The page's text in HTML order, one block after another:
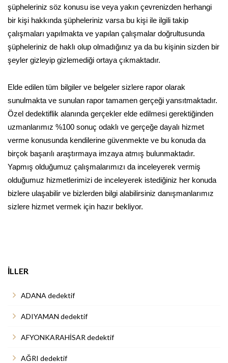
şüpheleriniz söz konusu ise veya yakın çevrenizden herhangi
bir kişi hakkında şüpheleriniz varsa bu kişi ile ilgili takip
çalışmaları yapılmakta ve yapılan çalışmalar doğrultusunda
şüpheleriniz de haklı olup olmadığınız ya da bu kişinin sizden bir
şeyler gizleyip gizlemediği ortaya çıkmaktadır.
Elde edilen tüm bilgiler ve belgeler sizlere rapor olarak
sunulmakta ve sunulan rapor tamamen gerçeği yansıtmaktadır.
Özel dedektiflik alanında gerçekler elde edilmesi gerektiğinden
uzmanlarımız %100 sonuç odaklı ve gerçeğe dayalı hizmet
verme konusunda kendilerine güvenmekte ve bu konuda da
birçok başarılı araştırmaya imzaya atmış bulunmaktadır.
Yapmış olduğumuz çalışmalarımızı da inceleyerek vermiş
olduğumuz hizmetlerimizi de inceleyerek istediğiniz her konuda
bizlere ulaşabilir ve bizlerden bilgi alabilirsiniz danışmanlarımız
sizlere hizmet vermek için hazır bekliyor.
İLLER
ADANA dedektif
ADIYAMAN dedektif
AFYONKARAHİSAR dedektif
AĞRI dedektif